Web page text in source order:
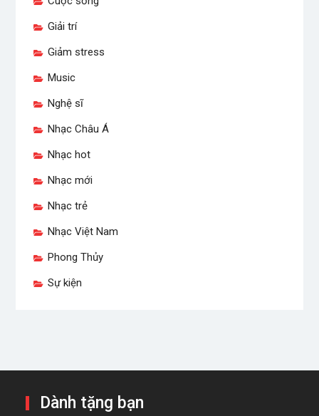
Giải trí
Giảm stress
Music
Nghệ sĩ
Nhạc Châu Á
Nhạc hot
Nhạc mới
Nhạc trẻ
Nhạc Việt Nam
Phong Thủy
Sự kiện
Dành tặng bạn